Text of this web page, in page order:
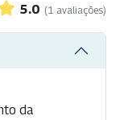
5.0 (1 avaliações)
da